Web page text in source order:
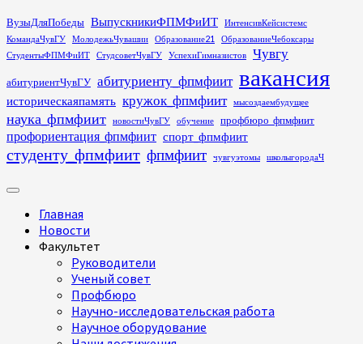
Перейти
к
содержимому
ВузыДляПобеды ВыпускникиФПМФиИТ
ИнтенсивКейсистемс
КомандаЧувГУ
МолодежьЧувашии Образование21
ОбразованиеЧебоксары
СтудентыФПМФиИТ
СтудсоветЧувГУ УспехиГимназистов Чувгу
абитуриентЧувГУ абитуриенту_фпмфиит вакансия
историческаяпамять кружок_фпмфиит мысоздаембудущее
наука_фпмфиит новостиЧувГУ обучение профбюро_фпмфиит
профориентация_фпмфиит спорт_фпмфиит
студенту_фпмфиит фпмфиит чувгуэтомы школыгородаЧ
Основное
Главная
Новости
Факультет
Руководители
Ученый совет
Профбюро
Научно-исследовательская работа
Научное оборудование